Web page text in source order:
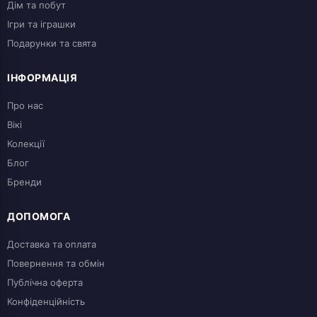
Дім та побут
Ігри та іграшки
Подарунки та свята
ІНФОРМАЦІЯ
Про нас
Вікі
Колекції
Блог
Бренди
ДОПОМОГА
Доставка та оплата
Повернення та обмін
Публічна оферта
Конфіденційність